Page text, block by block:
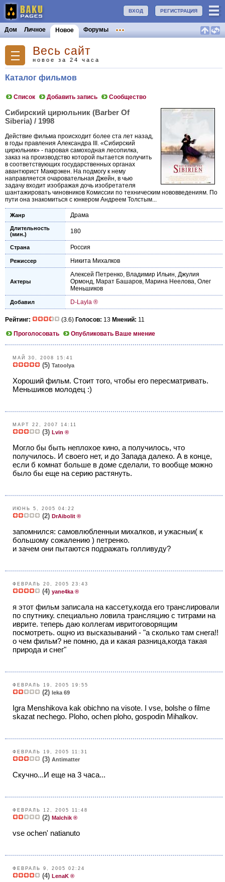
РЕГИСТРАЦИЯ
ВХОД
Дом Личное Новое Форумы
Весь сайт
новое за 24 часа
Каталог фильмов
Список Добавить запись Сообщество
Сибирский цирюльник (Barber Of
Siberia) / 1998
Действие фильма происходит более ста лет назад,
в годы правления Александра III. «Сибирский
цирюльник» - паровая самоходная лесопилка,
заказ на производство которой пытается получить
в соответствующих государственных органах
авантюрист Маккрэкен. На подмогу к нему
направляется очаровательная Джейн, в чью
задачу входит изображая дочь изобретателя
шантажировать чиновников Комиссии по техническим нововведениям. По
пути она знакомиться с юнкером Андреем Толстым...
Жанр Драма
Длительность
(мин.)
180
Страна Россия
Режиссер Никита Михалков
Актеры
Алексей Петренко, Владимир Ильин, Джулия
Ормонд, Марат Башаров, Марина Неелова, Олег
Меньшиков
Добавил D-Layla ®
Рейтинг: (3.6) Голосов: 13 Мнений: 11
Проголосовать
Опубликовать Ваше мнение
МАЙ 30, 2008 15:41
(5) Tatoolya
Хороший фильм. Стоит того, чтобы его пересматривать.
Меньшиков молодец :)
МАРТ 22, 2007 14:11
(3) Lvin ®
Могло бы быть неплохое кино, а получилось, что
получилось. И своего нет, и до Запада далеко. А в конце,
если б комнат больше в доме сделали, то вообще можно
было бы еще на серию растянуть.
ИЮНЬ 5, 2005 04:22
(2) DrAibolit ®
запомнился: самовлюбленныи михалков, и ужасныи( к
большому сожалению ) петренко.
и зачем они пытаются подражать голливуду?
ФЕВРАЛЬ 20, 2005 23:43
(4) yane4ka ®
я этот фильм записала на кассету,когда его транслировали
по спутнику. специально ловила трансляцию с титрами на
иврите. теперь даю коллегам ивритоговорящим
посмотреть. ощно из высказываний - "а сколько там снега!!
о чем фильм? не помню, да и какая разница,когда такая
природа и снег"
ФЕВРАЛЬ 19, 2005 19:55
(2) leka 69
Igra Menshikova kak obichno na visote. I vse, bolshe o filme
skazat nechego. Ploho, ochen ploho, gospodin Mihalkov.
ФЕВРАЛЬ 19, 2005 11:31
(3) Antimatter
Скучно...И еще на 3 часа...
ФЕВРАЛЬ 12, 2005 11:48
(2) Malchik ®
vse ochen' natianuto
ФЕВРАЛЬ 9, 2005 02:24
(4) LenaK ®